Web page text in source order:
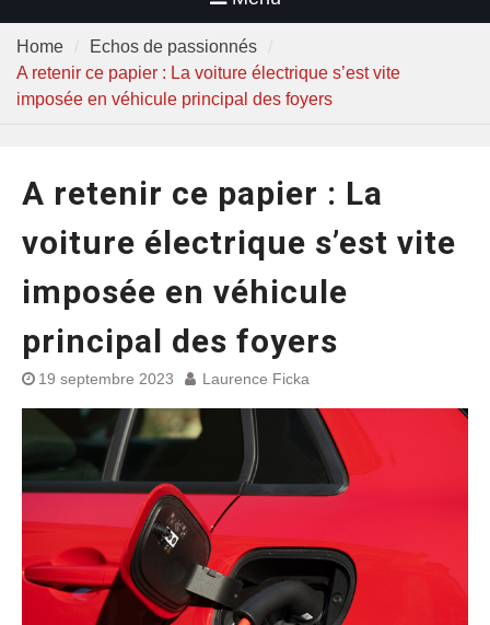
Home
Echos de passionnés
A retenir ce papier : La voiture électrique s’est vite
imposée en véhicule principal des foyers
A retenir ce papier : La
voiture électrique s’est vite
imposée en véhicule
principal des foyers
19 septembre 2023 Laurence Ficka